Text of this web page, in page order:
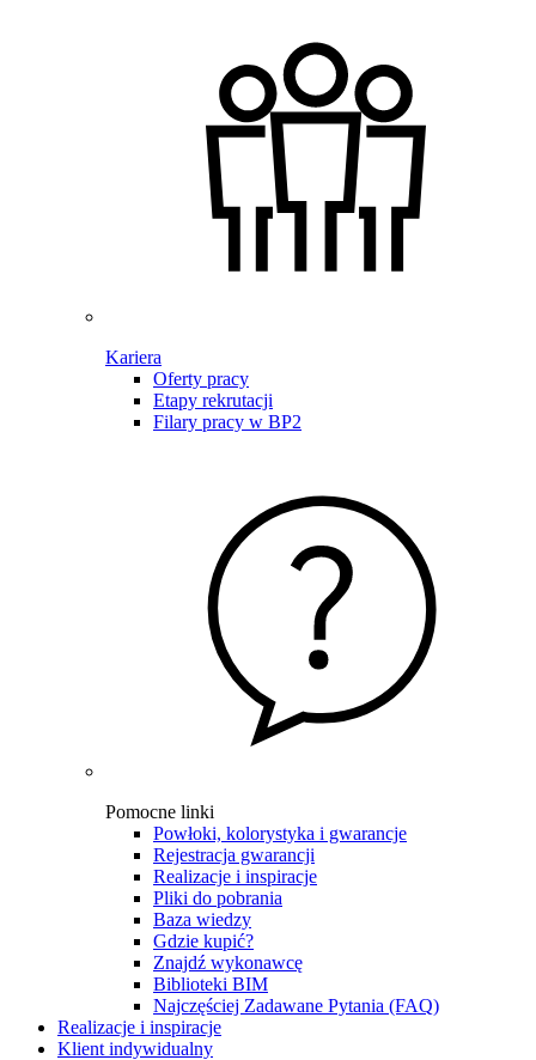
Kariera
Oferty pracy
Etapy rekrutacji
Filary pracy w BP2
Pomocne linki
Powłoki, kolorystyka i gwarancje
Rejestracja gwarancji
Realizacje i inspiracje
Pliki do pobrania
Baza wiedzy
Gdzie kupić?
Znajdź wykonawcę
Biblioteki BIM
Najczęściej Zadawane Pytania (FAQ)
Realizacje i inspiracje
Klient indywidualny